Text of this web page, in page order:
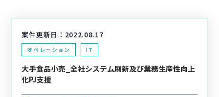
案件更新日： 2022.08.17
オペレーション IT
大手食品小売_全社システム刷新及び業務生産性向上
化PJ支援